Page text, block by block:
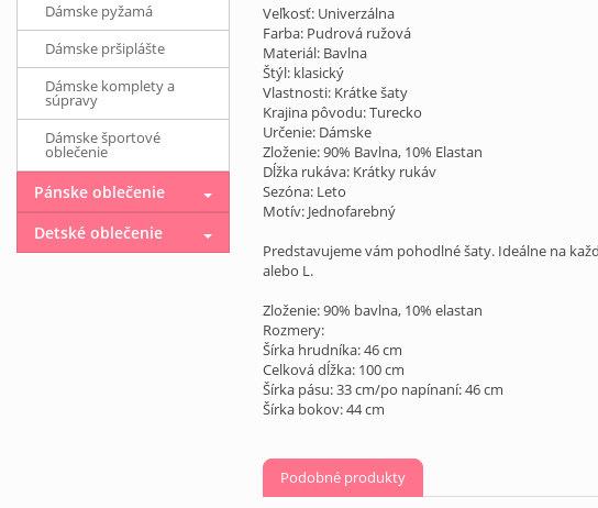
Veľkosť: Univerzálna
Farba: Pudrová ružová
Materiál: Bavlna
Štýl: klasický
Vlastnosti: Krátke šaty
Krajina pôvodu: Turecko
Určenie: Dámske
Zloženie: 90% Bavlna, 10% Elastan
Dĺžka rukáva: Krátky rukáv
Sezóna: Leto
Motív: Jednofarebný
Predstavujeme vám pohodlné šaty. Ideálne na
alebo L.
Zloženie: 90% bavlna, 10% elastan
Rozmery:
Šírka hrudníka: 46 cm
Celková dĺžka: 100 cm
Šírka pásu: 33 cm/po napínaní: 46 cm
Šírka bokov: 44 cm
Podobné produkty
Dámske pyžamá
Dámske pršiplášte
Dámske komplety a
súpravy
Dámske športové
oblečenie
Pánske oblečenie
Detské oblečenie